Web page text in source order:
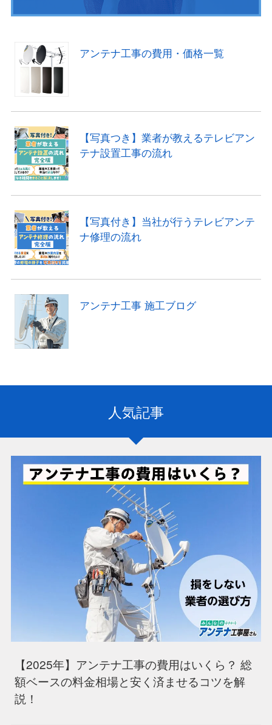
アンテナ工事の費用・価格一覧
【写真つき】業者が教えるテレビアン
テナ設置工事の流れ
【写真付き】当社が行うテレビアンテ
ナ修理の流れ
アンテナ工事 施工ブログ
人気記事
【2025年】アンテナ工事の費用はいくら？ 総
額ベースの料金相場と安く済ませるコツを解
説！